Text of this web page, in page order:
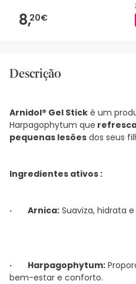
8,20€
Descrição
Arnidol® Gel Stick é um
Harpagophytum que
pequenas lesões dos seus
Ingredientes ativos :
· Arnica: Suaviza, hidrata
· Harpagophytum:
bem-estar e conforto.